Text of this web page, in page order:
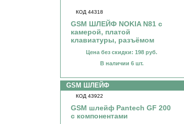
КОД 44318
GSM ШЛЕЙФ NOKIA N81 с
камерой, платой
клавиатуры, разъёмом
Цена без скидки: 198 руб.
В наличии 6 шт.
GSM ШЛЕЙФ
КОД 43922
GSM шлейф Pantech GF 200
с компонентами